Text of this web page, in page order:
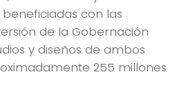
con las
de la Gobernación
y diseños de ambos
255 millones